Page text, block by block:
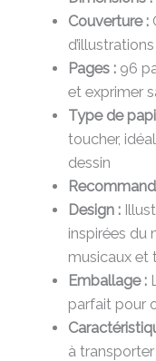
Couverture :
Pages :96
et exprimer
Type de
toucher,
dessin
Design :
inspirées du
musicaux et
Emballage :
parfait pour
à